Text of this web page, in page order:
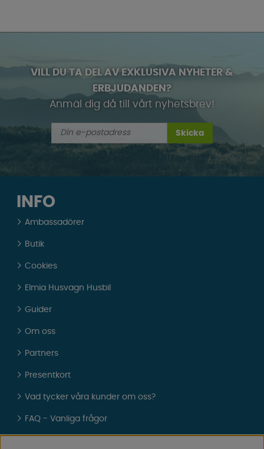
VILL DU TA DEL AV EXKLUSIVA NYHETER &
ERBJUDANDEN?
Anmäl dig då till vårt nyhetsbrev!
Skicka
INFO
Ambassadörer
Butik
Cookies
Elmia Husvagn Husbil
Guider
Om oss
Partners
Presentkort
Vad tycker våra kunder om oss?
FAQ - Vanliga frågor